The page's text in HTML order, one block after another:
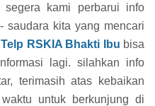
segera kami perbarui info
saudara kita yang mencari
Telp RSKIA Bhakti Ibu bisa
lagi. silahkan info
terimasih atas kebaikan
untuk berkunjung di